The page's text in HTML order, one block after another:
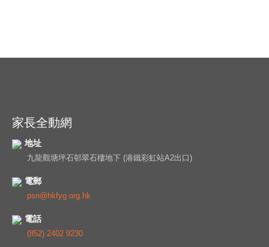
家長全動網
地址
九龍觀塘坪石邨翠石樓地下 (港鐵彩虹站A2出口)
電郵
psn@hkfyg.org.hk
電話
(852) 2402 9230